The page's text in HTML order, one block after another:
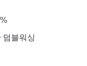
덤블워싱